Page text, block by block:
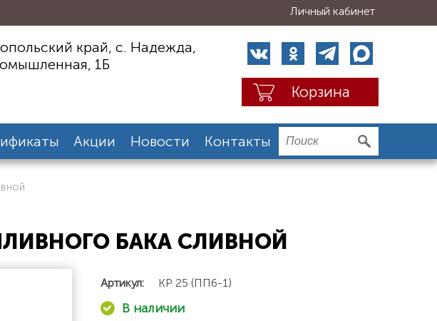
Личный кабинет
край, с. Надежда,
1Б
Корзина
Акции Новости Контакты
БАКА СЛИВНОЙ
Артикул: КР 25 (ПП6-1)